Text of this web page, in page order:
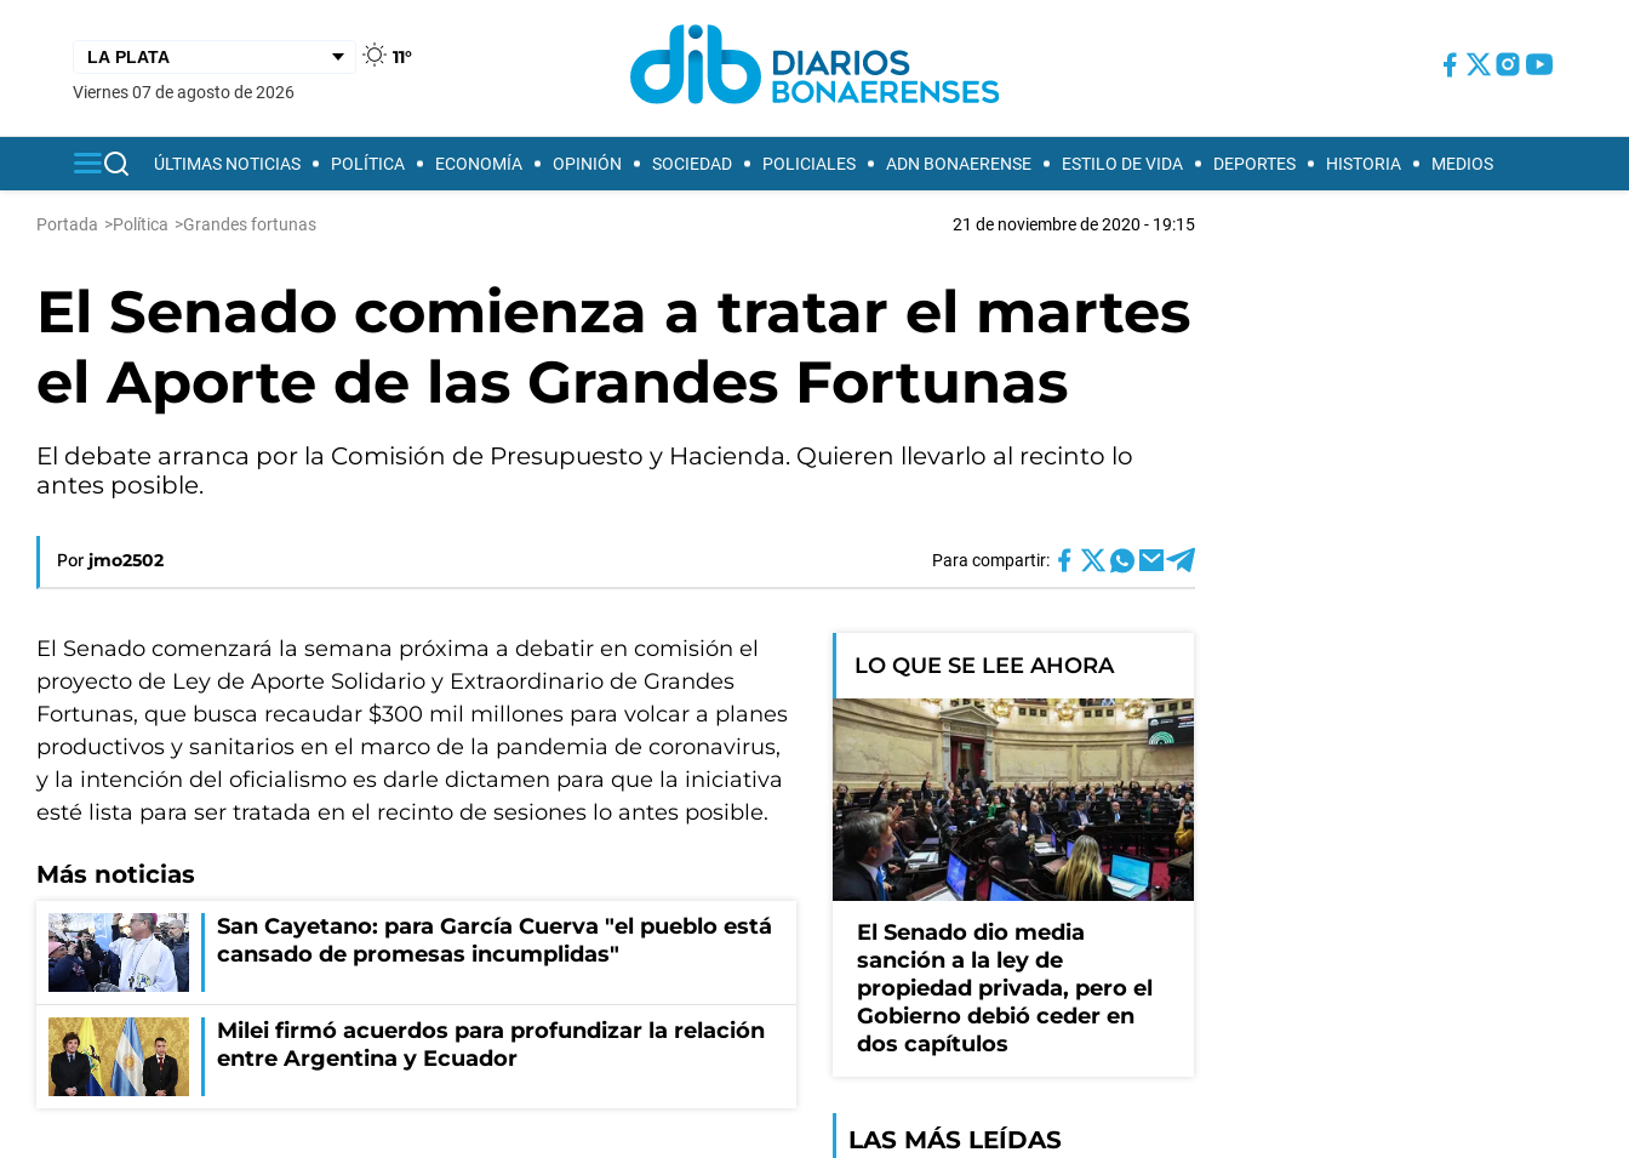
11°
viernes 07 de agosto de 2026
ÚLTIMAS NOTICIAS POLÍTICA ECONOMÍA OPINIÓN SOCIEDAD POLICIALES ADN BONAERENSE ESTILO DE VIDA DEPORTES HISTORIA MEDIOS
Portada >Política >Grandes fortunas 21 de noviembre de 2020 - 19:15
El Senado comienza a tratar el martes
el Aporte de las Grandes Fortunas
El debate arranca por la Comisión de Presupuesto y Hacienda. Quieren llevarlo al recinto lo
antes posible.
Por jmo2502 Para compartir:
El Senado comenzará la semana próxima a debatir en comisión el
proyecto de Ley de Aporte Solidario y Extraordinario de Grandes
Fortunas, que busca recaudar $300 mil millones para volcar a planes
productivos y sanitarios en el marco de la pandemia de coronavirus,
y la intención del oficialismo es darle dictamen para que la iniciativa
esté lista para ser tratada en el recinto de sesiones lo antes posible.
Más noticias
San Cayetano: para García Cuerva "el pueblo está
cansado de promesas incumplidas"
Milei firmó acuerdos para profundizar la relación
entre Argentina y Ecuador
LO QUE SE LEE AHORA
El Senado dio media
sanción a la ley de
propiedad privada, pero el
Gobierno debió ceder en
dos capítulos
LAS MÁS LEÍDAS